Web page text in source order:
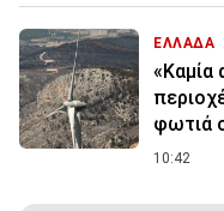
ΕΛΛΑΔΑ
«Καμία
φωτιά
10:42